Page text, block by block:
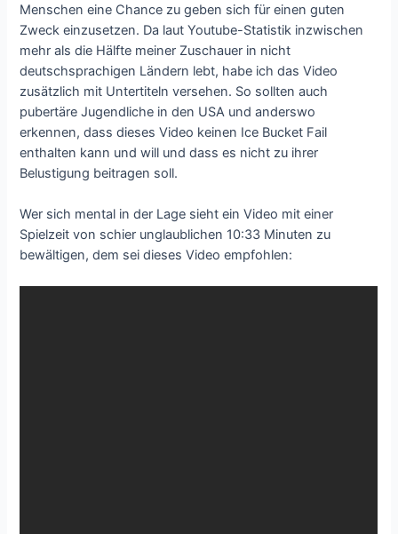
Menschen eine Chance zu geben sich für einen guten
Zweck einzusetzen. Da laut Youtube-Statistik inzwischen
mehr als die Hälfte meiner Zuschauer in nicht
deutschsprachigen Ländern lebt, habe ich das Video
zusätzlich mit Untertiteln versehen. So sollten auch
pubertäre Jugendliche in den USA und anderswo
erkennen, dass dieses Video keinen Ice Bucket Fail
enthalten kann und will und dass es nicht zu ihrer
Belustigung beitragen soll.
Wer sich mental in der Lage sieht ein Video mit einer
Spielzeit von schier unglaublichen 10:33 Minuten zu
bewältigen, dem sei dieses Video empfohlen: